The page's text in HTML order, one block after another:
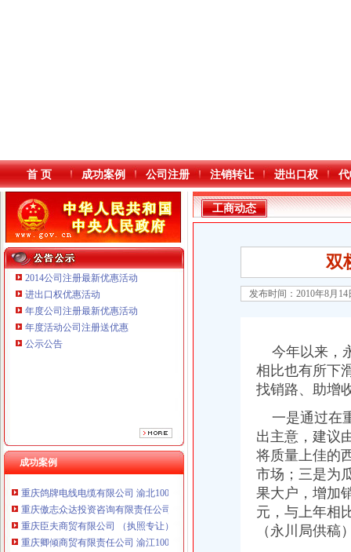
本站导航
首 页 成功案例 公司注册 注销转让 进出口权
2014公司注册最新优惠活动
进出口权优惠活动
年度公司注册最新优惠活动
年度活动公司注册送优惠
公示公告
成功案例
重庆傲志众达投资咨询有限责任公司 渝九1000万 （增资）
重庆臣夫商贸有限公司 （执照专让）
重庆卿倾商贸有限责任公司 渝江100万 （工商注册）
重庆国洪体育设施有限公司
工商动态
双
发布时间：2010年8月
今年以来，
相比也有所下
找销路、助增
一是通过在
出主意，建议
将质量上佳的
市场；三是为
果大户，增加
元，与上年相
（永川局供